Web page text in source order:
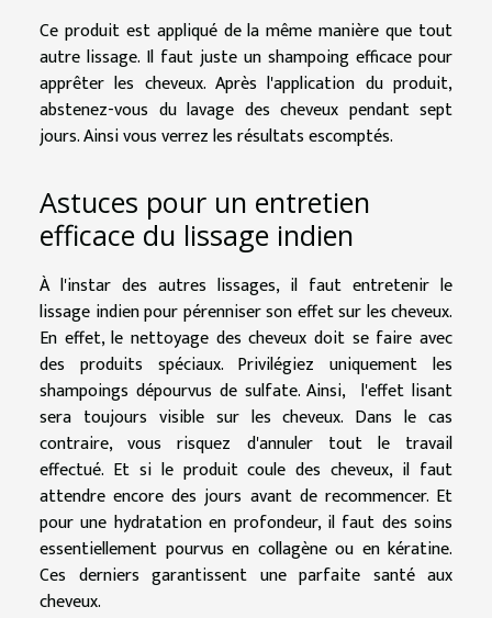
Ce produit est appliqué de la même manière que tout
autre lissage. Il faut juste un shampoing efficace pour
apprêter les cheveux. Après l'application du produit,
abstenez-vous du lavage des cheveux pendant sept
jours. Ainsi vous verrez les résultats escomptés.
Astuces pour un entretien
efficace du lissage indien
À l'instar des autres lissages, il faut entretenir le
lissage indien pour pérenniser son effet sur les cheveux.
En effet, le nettoyage des cheveux doit se faire avec
des produits spéciaux. Privilégiez uniquement les
shampoings dépourvus de sulfate. Ainsi, l'effet lisant
sera toujours visible sur les cheveux. Dans le cas
contraire, vous risquez d'annuler tout le travail
effectué. Et si le produit coule des cheveux, il faut
attendre encore des jours avant de recommencer. Et
pour une hydratation en profondeur, il faut des soins
essentiellement pourvus en collagène ou en kératine.
Ces derniers garantissent une parfaite santé aux
cheveux.